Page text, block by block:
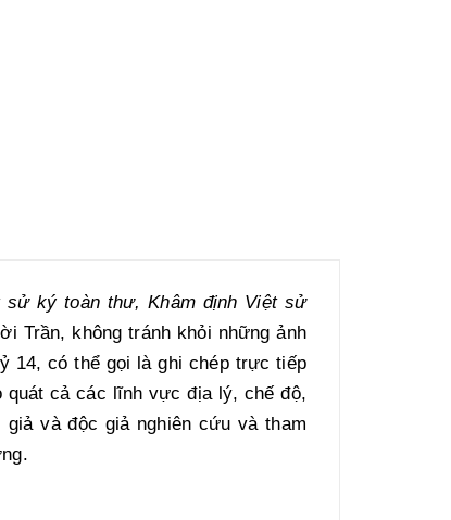
sử ký toàn thư, Khâm định Việt sử
Trần, không tránh khỏi những ảnh
14, có thể gọi là ghi chép trực tiếp
quát cả các lĩnh vực địa lý, chế độ,
và độc giả nghiên cứu và tham